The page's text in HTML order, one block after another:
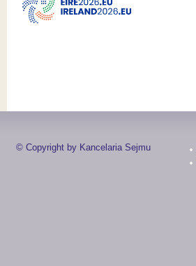
© Copyright by Kancelaria Sejmu